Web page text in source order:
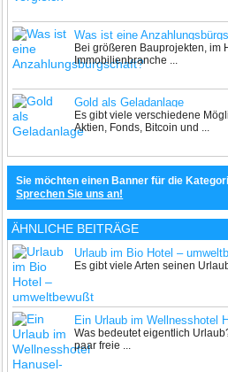
Was ist eine
Bei größeren Bauprojekten, im
Immobilienbranche ...
Gold als Geladanlage
Es gibt viele verschiedene
Aktien, Fonds, Bitcoin und ...
Sie möchten einen Banner für die
Sprechen Sie uns an!
ÄHNLICHE BEITRÄGE
Urlaub im Bio Hotel –
Es gibt viele Arten seinen
Ein Urlaub im Wellnesshotel
Was bedeutet eigentlich
paar freie ...